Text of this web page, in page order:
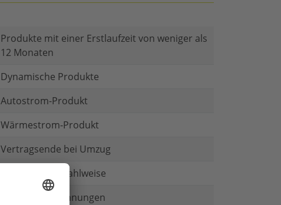
Produkte mit einer Erstlaufzeit von weniger als
12 Monaten
Dynamische Produkte
Autostrom-Produkt
Wärmestrom-Produkt
Vertragsende bei Umzug
Mehr als eine Zahlweise
Gedruckte Rechnungen